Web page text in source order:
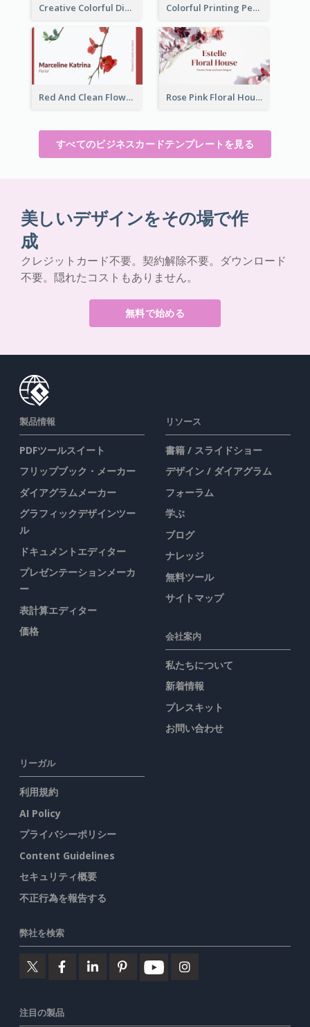
Creative Colorful Digital Business Card Design Colorful Printing Personal Business Card Free
Red And Clean Flower Florist Business Card Rose Pink Floral House Business Card
すべてのビジネスカードテンプレートを見る
美しいデザインをその場で作
成
クレジットカード不要。契約解除不要。ダウンロード
不要。隠れたコストもありません。
無料で始める
製品情報
PDFツールスイート
フリップブック・メーカー
ダイアグラムメーカー
グラフィックデザインツー
ル
ドキュメントエディター
プレゼンテーションメーカ
ー
表計算エディター
価格
リソース
書籍 / スライドショー
デザイン / ダイアグラム
フォーラム
学ぶ
ブログ
ナレッジ
無料ツール
サイトマップ
会社案内
私たちについて
新着情報
プレスキット
お問い合わせ
リーガル
利用規約
AI Policy
プライバシーポリシー
Content Guidelines
セキュリティ概要
不正行為を報告する
弊社を検索
注目の製品